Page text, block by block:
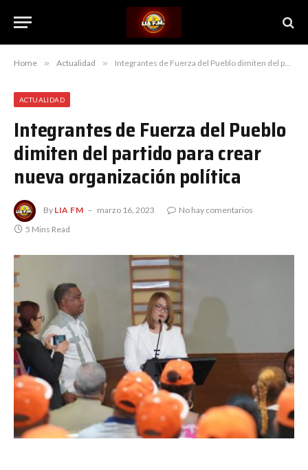
Home » Actualidad » Integrantes de Fuerza del Pueblo dimiten del partido para crear nueva organización política
ACTUALIDAD
Integrantes de Fuerza del Pueblo
dimiten del partido para crear
nueva organización política
By LIA FM marzo 16, 2023
No hay comentarios
5 Mins Read